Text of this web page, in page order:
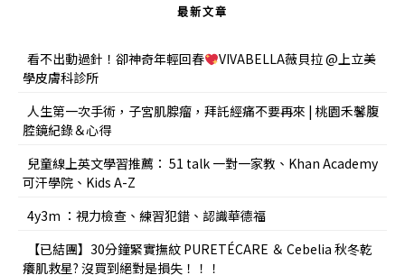
最新文章
看不出動過針！卻神奇年輕回春
VIVABELLA薇貝拉 @上立美
學皮膚科診所
人生第一次手術，子宮肌腺瘤，拜託經痛不要再來 | 桃園禾馨腹
腔鏡紀錄＆心得
兒童線上英文學習推薦： 51 talk 一對一家教、Khan Academy
可汗學院、Kids A-Z
4y3m ：視力檢查、練習犯錯、認識華德福
【已結團】30分鐘緊實撫紋 PURETÉCARE ＆ Cebelia 秋冬乾
癢肌救星? 沒買到絕對是損失！！！